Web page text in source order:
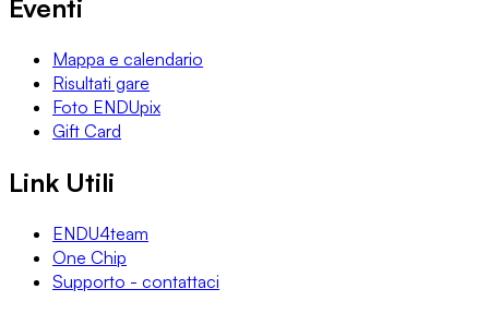
Eventi
Mappa e calendario
Risultati gare
Foto ENDUpix
Gift Card
Link Utili
ENDU4team
One Chip
Supporto - contattaci